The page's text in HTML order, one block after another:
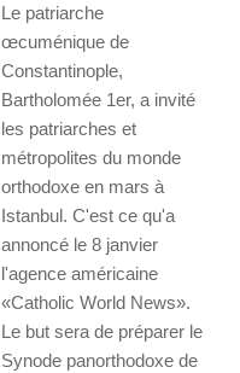
Le patriarche
œcuménique de
Constantinople,
Bartholomée 1er, a invité
les patriarches et
métropolites du monde
orthodoxe en mars à
Istanbul. C'est ce qu'a
annoncé le 8 janvier
l'agence américaine
«Catholic World News».
Le but sera de préparer le
Synode panorthodoxe de